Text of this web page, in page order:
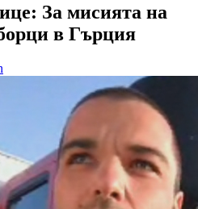
За мисията на
в Гърция